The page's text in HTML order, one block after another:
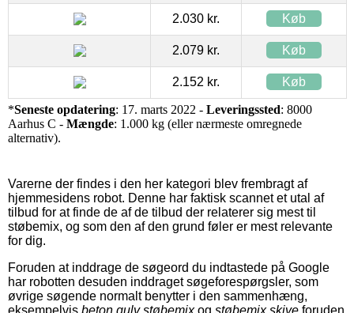
2.030 kr. Køb
2.079 kr. Køb
2.152 kr. Køb
*Seneste opdatering: 17. marts 2022 - Leveringssted: 8000
Aarhus C - Mængde: 1.000 kg (eller nærmeste omregnede
alternativ).
Varerne der findes i den her kategori blev frembragt af
hjemmesidens robot. Denne har faktisk scannet et utal af
tilbud for at finde de af de tilbud der relaterer sig mest til
støbemix, og som den af den grund føler er mest relevante
for dig.
Foruden at inddrage de søgeord du indtastede på Google
har robotten desuden inddraget søgeforespørgsler, som
øvrige søgende normalt benytter i den sammenhæng,
eksempelvis beton gulv støbemixog støbemix skive foruden